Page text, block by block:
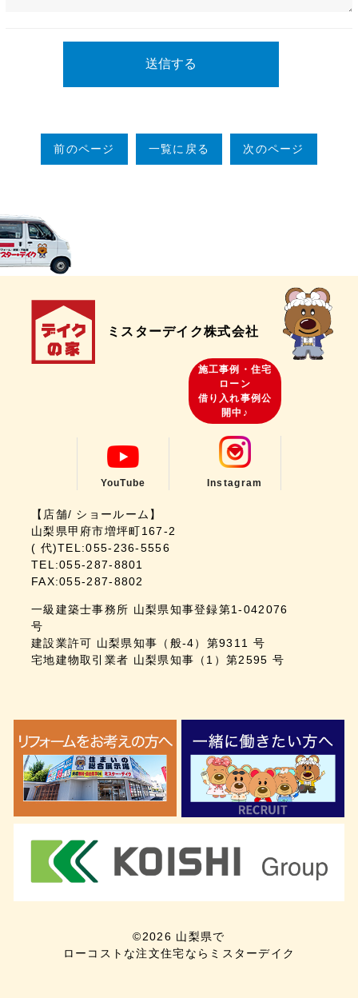
前のページ 一覧に戻る 次のページ
ミスターデイク株式会社
YouTube
施工事例・住宅
ローン
借り入れ事例公
開中♪
Instagram
【店舗/ ショールーム】
山梨県甲府市増坪町167-2
( 代)TEL:055-236-5556
TEL:055-287-8801
FAX:055-287-8802
一級建築士事務所 山梨県知事登録第1-042076
号
建設業許可 山梨県知事（般-4）第9311 号
宅地建物取引業者 山梨県知事（1）第2595 号
©2026 山梨県で
ローコストな注文住宅ならミスターデイク